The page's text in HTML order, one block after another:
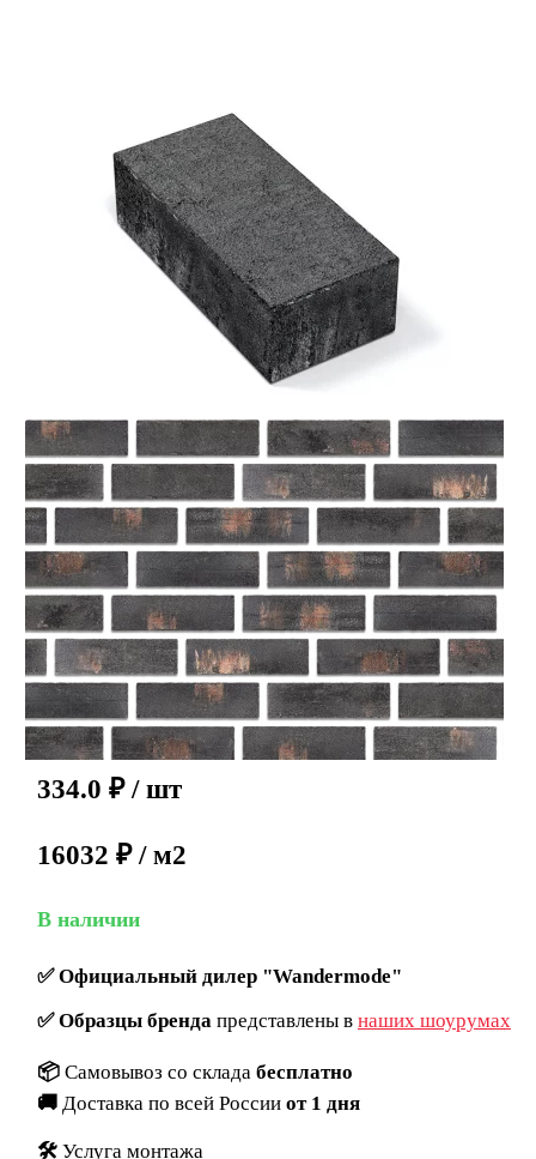
334.0 ₽ / шт
16032 ₽ / м2
В наличии
✅Официальный дилер "Wandermode"
✅Образцы брендапредставлены в наших шоурумах
📦 Самовывоз со склада бесплатно
🚚 Доставка по всей России от 1 дня
🛠️ Услуга монтажа